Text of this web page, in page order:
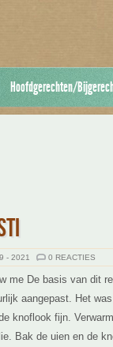
Hoofdgerechten/
- 2021 0 REACTIES
me De basis van dit
aangepast. Het
knoflook fijn.
Bak de uien en de